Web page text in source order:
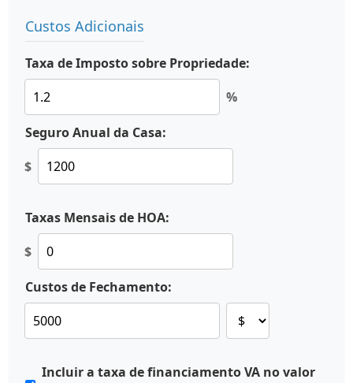
Custos Adicionais
Taxa de Imposto sobre Propriedade:
%
Seguro Anual da Casa:
$
Taxas Mensais de HOA:
$
Custos de Fechamento:
Incluir a taxa de financiamento VA no valor